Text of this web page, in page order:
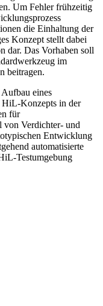
Um Fehler frühzeitig
die Einhaltung der
Konzept stellt dabei
dar. Das Vorhaben soll
im
beitragen.
eines
HiL-Konzepts in der
für
von Verdichter- und
Entwicklung
automatisierte
Testumgebung